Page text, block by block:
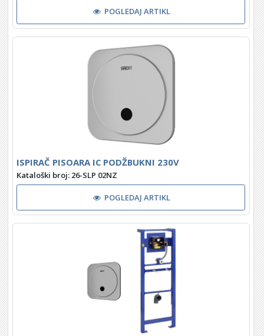
POGLEDAJ ARTIKL
ISPIRAČ PISOARA IC PODŽBUKNI 230V
Kataloški broj: 26-SLP 02NZ
POGLEDAJ ARTIKL